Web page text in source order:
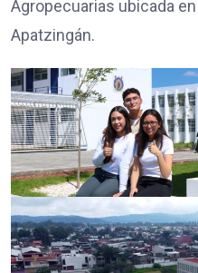
Agropecuarias ubicada
Apatzingán.